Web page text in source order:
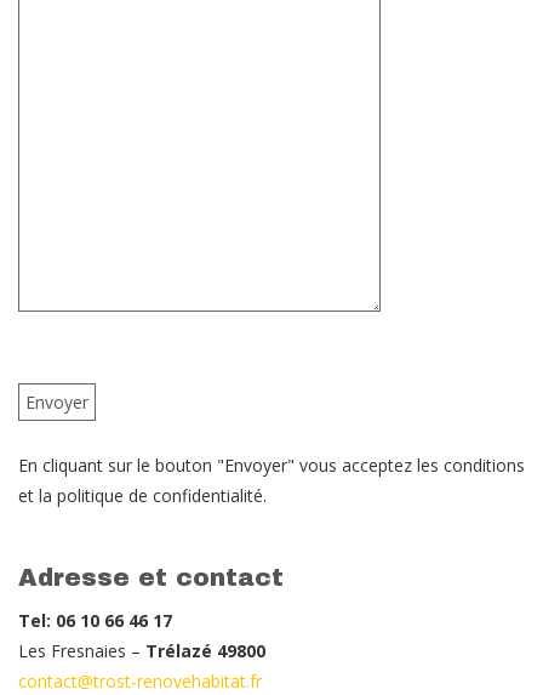
En cliquant sur le bouton "Envoyer" vous acceptez les conditions
et la politique de confidentialité.
Adresse et contact
Tel: 06 10 66 46 17
Les Fresnaies – Trélazé 49800
contact@trost-renovehabitat.fr